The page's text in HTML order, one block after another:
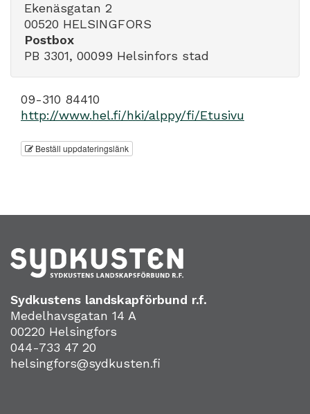
Ekenäsgatan 2
00520 HELSINGFORS
Postbox
PB 3301, 00099 Helsinfors stad
09-310 84410
http://www.hel.fi/hki/alppy/fi/Etusivu
Beställ uppdateringslänk
Sydkustens landskapförbund r.f.
Medelhavsgatan 14 A
00220 Helsingfors
044-733 47 20
helsingfors@sydkusten.fi